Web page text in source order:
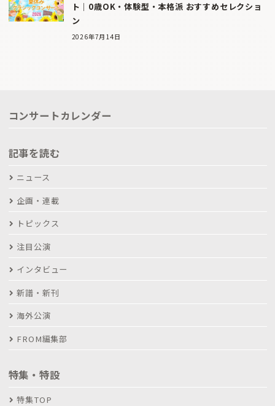
ト｜0歳OK・体験型・本格派 おすすめセレクショ
ン
2026年7月14日
コンサートカレンダー
記事を読む
ニュース
企画・連載
トピックス
注目公演
インタビュー
新譜・新刊
海外公演
FROM編集部
特集・特設
特集TOP